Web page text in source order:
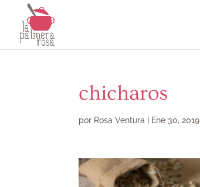
chicharos
por Rosa Ventura Ene 30, 2019